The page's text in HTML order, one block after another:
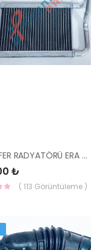
KALORİFER RADYATÖRÜ ERA 06-11 97138-1E001-HCC
₺
( 113 Görüntüleme )